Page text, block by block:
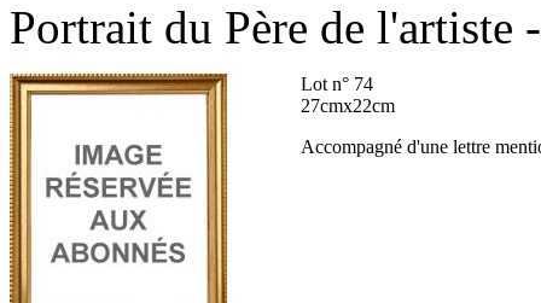
Portrait du Père de l'artiste
Lot n° 74
27cmx22cm
Accompagné d'une lettre